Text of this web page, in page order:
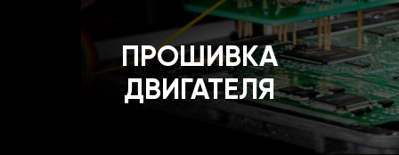
ПРОШИВКА
ДВИГАТЕЛЯ